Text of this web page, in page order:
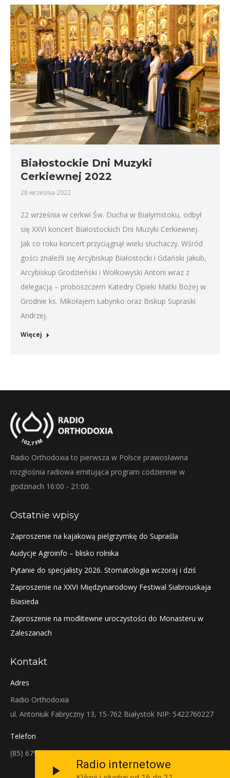
Białostockie Dni Muzyki
Cerkiewnej 2022
28 września 2022
22 września w cerkwi Św. Ducha w Białymstoku, odbył
się XXVI koncert Białostockich Dni Muzyki Cerkiewnej.
Jak co roku koncert przyciągnął wielu słuchaczy. Wśród
gości znaleźli się Arcybiskup Białostocki i Gdański Jakub,
Arcybiskup Grodzieński i Wołkowyski Antoni wraz z
delegacją – proboszczem Katedry Opieki Matki Bożej w
Grodnie ks. Mikołajem Łabynko oraz Biskup Supraski
Andrzej.
Więcej
Radio Orthodoxia to pierwsza w Polsce prawosławna
rozgłośnia radiowa emitująca program codziennie w
godzinach 16:00 - 21:00.
Ostatnie wpisy
Zaproszenie na kajakową pielgrzymkę do Supraśla
Audycje Agroinfo – blisko rolnika
Pytanie do specjalisty 2026. Stomatologia wczoraj i dziś
Zaproszenie na XXVI Międzynarodowy Festiwal Siabrouskaja
Biasieda
Zaproszenie na modlitewne uroczystości do Monasteru w
Zaleszanach
Kontakt
Adres
Radio Orthodoxia
ul. Antoniuk Fabryczny 13, 15-762 Białystok NIP: 5422760227
Telefon
(85) 679-38-38
Radio internetowe